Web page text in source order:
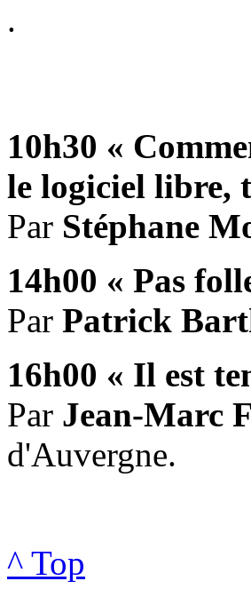
.
10h30 «
le logiciel libre,
Par Stéphane
14h00 « Pas
Par Patrick
16h00 « Il est
Par Jean-Marc
d'Auvergne.
^ Top